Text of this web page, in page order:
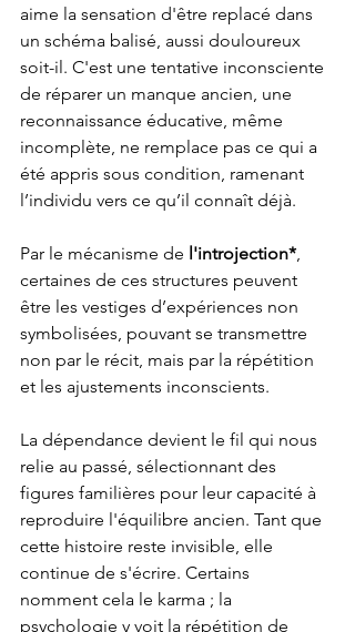
aime la sensation d'être replacé dans
un schéma balisé, aussi douloureux
soit-il. C'est une tentative inconsciente
de réparer un manque ancien, une
reconnaissance éducative, même
incomplète, ne remplace pas ce qui a
été appris sous condition, ramenant
l’individu vers ce qu’il connaît déjà.
Par le mécanisme de l'introjection*,
certaines de ces structures peuvent
être les vestiges d’expériences non
symbolisées, pouvant se transmettre
non par le récit, mais par la répétition
et les ajustements inconscients.
La dépendance devient le fil qui nous
relie au passé, sélectionnant des
figures familières pour leur capacité à
reproduire l'équilibre ancien. Tant que
cette histoire reste invisible, elle
continue de s'écrire. Certains
nomment cela le karma ; la
psychologie y voit la répétition de